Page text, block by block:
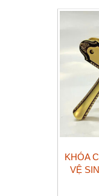
KHÓA
VỆ